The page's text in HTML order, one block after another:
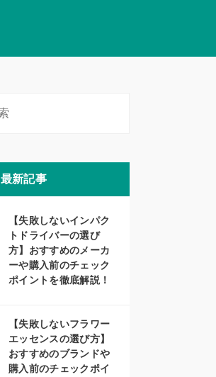
最新記事
【失敗しないインパク
トドライバーの選び
方】おすすめのメーカ
ーや購入前のチェック
ポイントを徹底解説！
【失敗しないフラワー
エッセンスの選び方】
おすすめのブランドや
購入前のチェックポイ